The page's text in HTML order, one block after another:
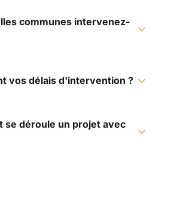
communes intervenez-
vos délais d'intervention ?
se déroule un projet avec